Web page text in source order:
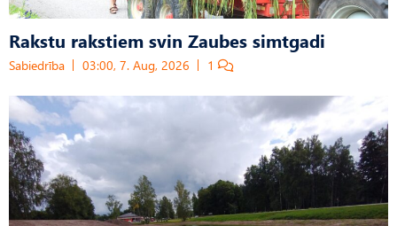
Rakstu rakstiem svin Zaubes simtgadi
Sabiedrība 03:00, 7. Aug, 2026 1